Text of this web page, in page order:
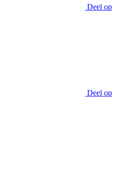
Deel op
Deel op